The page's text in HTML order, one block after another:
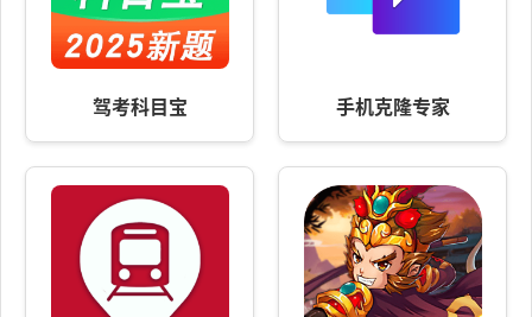
驾考科目宝 手机克隆专家